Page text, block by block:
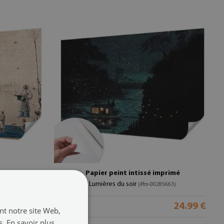
24.99 €
Papier peint intissé imprimé
Lumières du soir (#fm-00285663)
24.99 €
notre site Web,